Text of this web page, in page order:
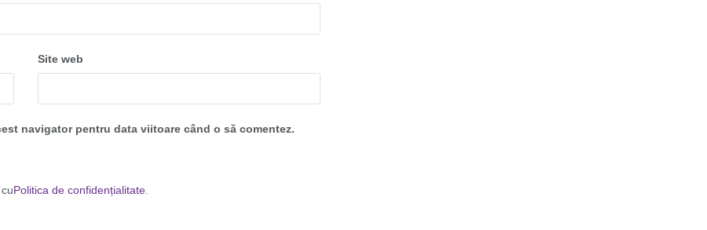
Site web
navigator pentru data viitoare când o să comentez.
Politica de confidențialitate